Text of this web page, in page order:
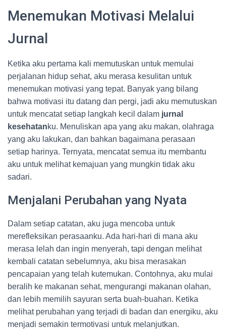
Menemukan Motivasi Melalui
Jurnal
Ketika aku pertama kali memutuskan untuk memulai
perjalanan hidup sehat, aku merasa kesulitan untuk
menemukan motivasi yang tepat. Banyak yang bilang
bahwa motivasi itu datang dan pergi, jadi aku memutuskan
untuk mencatat setiap langkah kecil dalam jurnal
kesehatanku. Menuliskan apa yang aku makan, olahraga
yang aku lakukan, dan bahkan bagaimana perasaan
setiap harinya. Ternyata, mencatat semua itu membantu
aku untuk melihat kemajuan yang mungkin tidak aku
sadari.
Menjalani Perubahan yang Nyata
Dalam setiap catatan, aku juga mencoba untuk
merefleksikan perasaanku. Ada hari-hari di mana aku
merasa lelah dan ingin menyerah, tapi dengan melihat
kembali catatan sebelumnya, aku bisa merasakan
pencapaian yang telah kutemukan. Contohnya, aku mulai
beralih ke makanan sehat, mengurangi makanan olahan,
dan lebih memilih sayuran serta buah-buahan. Ketika
melihat perubahan yang terjadi di badan dan energiku, aku
menjadi semakin termotivasi untuk melanjutkan.